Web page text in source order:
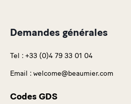
Demandes générales
Tel : +33 (0)4 79 33 01 04
Email : welcome@beaumier.com
Codes GDS